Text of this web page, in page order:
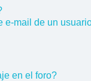
e-mail de un
en el foro?